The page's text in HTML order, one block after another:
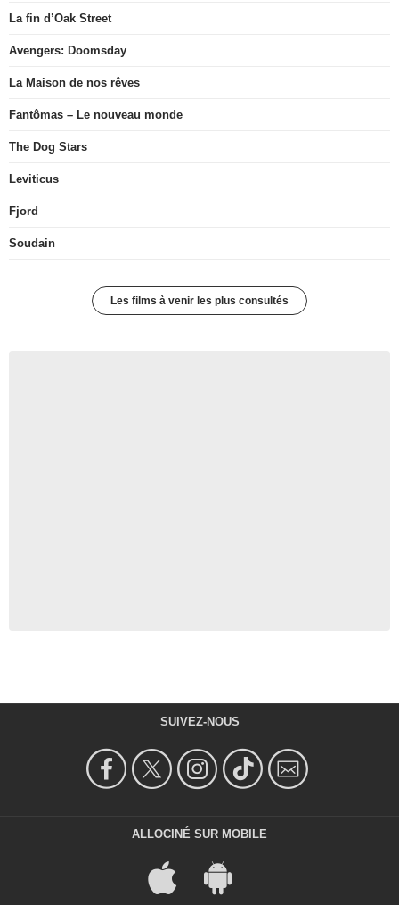
La fin d’Oak Street
Avengers: Doomsday
La Maison de nos rêves
Fantômas – Le nouveau monde
The Dog Stars
Leviticus
Fjord
Soudain
Les films à venir les plus consultés
SUIVEZ-NOUS
ALLOCINÉ SUR MOBILE